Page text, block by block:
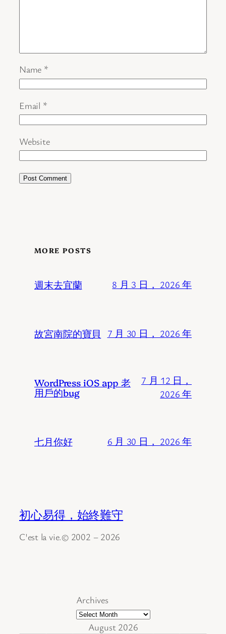
Name *
Email *
Website
MORE POSTS
週末去宜蘭 8 月 3 日， 2026 年
故宮南院的寶貝 7 月 30 日， 2026 年
WordPress iOS app 老
用戶的bug
7 月 12 日，
2026 年
七月你好 6 月 30 日， 2026 年
初心易得，始終難守
C'est la vie.© 2002 – 2026
Archives
August 2026